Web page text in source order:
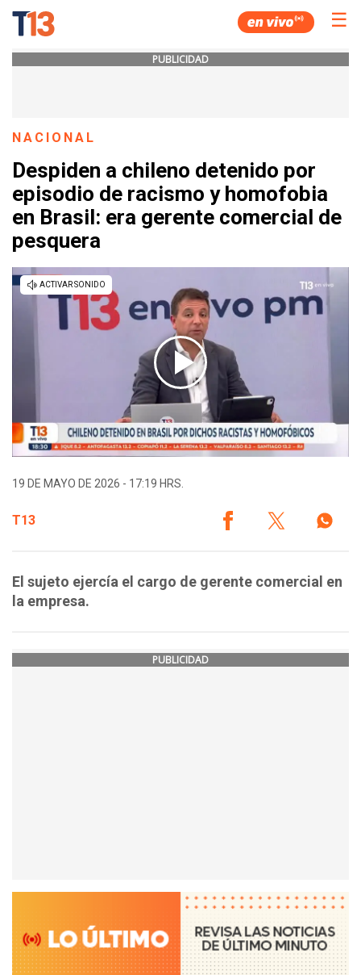
☰
PUBLICIDAD
NACIONAL
Despiden a chileno detenido por
episodio de racismo y homofobia
en Brasil: era gerente comercial de
pesquera
19 DE MAYO DE 2026 - 17:19 HRS.
T13
El sujeto ejercía el cargo de gerente comercial en
la empresa.
PUBLICIDAD